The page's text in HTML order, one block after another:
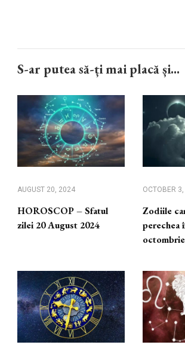
S-ar putea să-ți mai placă și...
AUGUST 20, 2024
HOROSCOP – Sfatul
zilei 20 August 2024
OCTOBER
Zodiile
perechea
octombrie